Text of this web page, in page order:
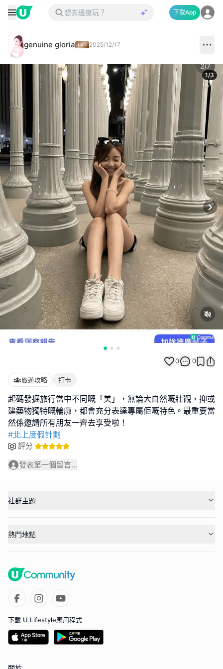
下載App
genuine gloria 2025/12/17
1/3
0 0
旅遊攻略 打卡
起碼發掘旅行當中不同嘅「美」，無論大自然嘅壯觀，抑或
建築物獨特嘅輪廓，都會充分表達專屬佢嘅特色。最重要當
#北上度假計劃
評分
發表第一個留言...
社群主題
熱門地點
下載 U Lifestyle應用程式